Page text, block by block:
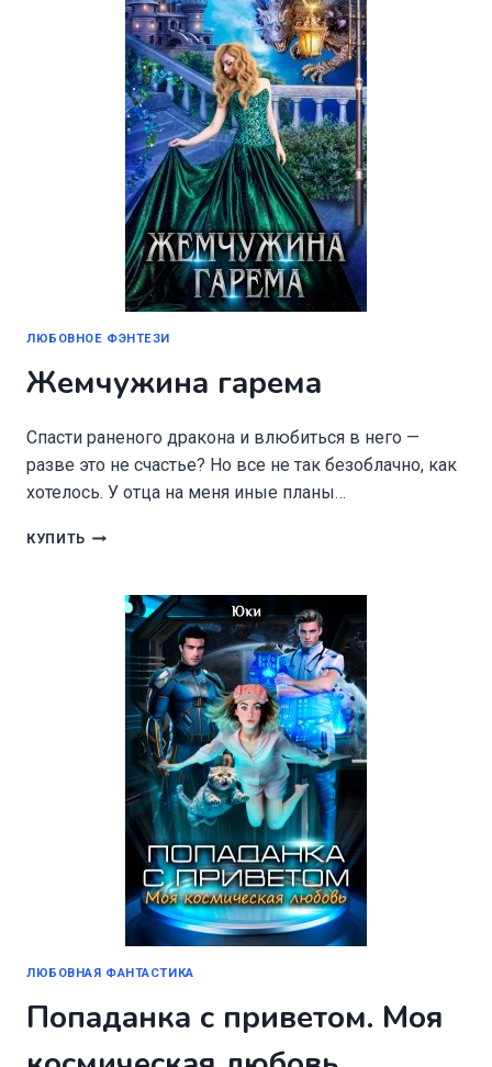
ЛЮБОВНОЕ ФЭНТЕЗИ
Жемчужина гарема
Спасти раненого дракона и влюбиться в него —
разве это не счастье? Но все не так безоблачно, как
хотелось. У отца на меня иные планы…
КУПИТЬ ЖЕМЧУЖИНА
ЛЮБОВНАЯ ФАНТАСТИКА
Попаданка с приветом. Моя